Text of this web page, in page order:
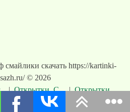
скачать https://kartinki-
© 2026
|Открытки. С ...|Открытки.
Вс...